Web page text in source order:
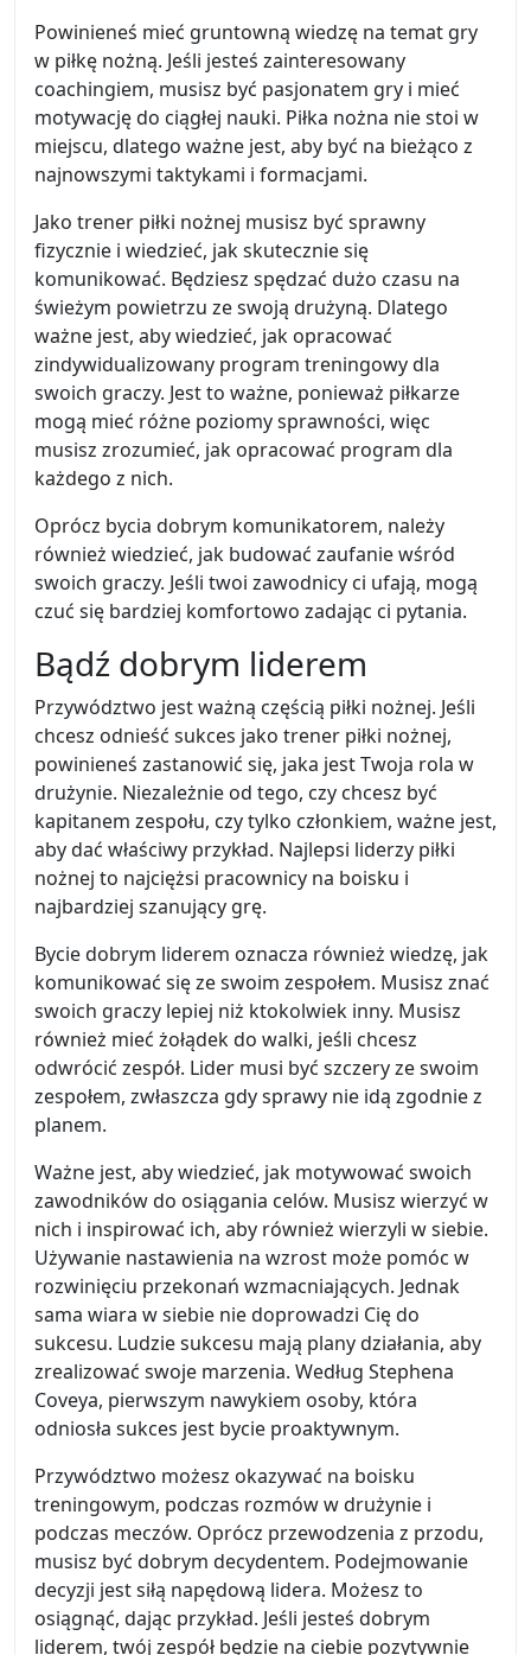
Powinieneś mieć gruntowną wiedzę na temat gry
w piłkę nożną. Jeśli jesteś zainteresowany
coachingiem, musisz być pasjonatem gry i mieć
motywację do ciągłej nauki. Piłka nożna nie stoi w
miejscu, dlatego ważne jest, aby być na bieżąco z
najnowszymi taktykami i formacjami.
Jako trener piłki nożnej musisz być sprawny
fizycznie i wiedzieć, jak skutecznie się
komunikować. Będziesz spędzać dużo czasu na
świeżym powietrzu ze swoją drużyną. Dlatego
ważne jest, aby wiedzieć, jak opracować
zindywidualizowany program treningowy dla
swoich graczy. Jest to ważne, ponieważ piłkarze
mogą mieć różne poziomy sprawności, więc
musisz zrozumieć, jak opracować program dla
każdego z nich.
Oprócz bycia dobrym komunikatorem, należy
również wiedzieć, jak budować zaufanie wśród
swoich graczy. Jeśli twoi zawodnicy ci ufają, mogą
czuć się bardziej komfortowo zadając ci pytania.
Bądź dobrym liderem
Przywództwo jest ważną częścią piłki nożnej. Jeśli
chcesz odnieść sukces jako trener piłki nożnej,
powinieneś zastanowić się, jaka jest Twoja rola w
drużynie. Niezależnie od tego, czy chcesz być
kapitanem zespołu, czy tylko członkiem, ważne jest,
aby dać właściwy przykład. Najlepsi liderzy piłki
nożnej to najciężsi pracownicy na boisku i
najbardziej szanujący grę.
Bycie dobrym liderem oznacza również wiedzę, jak
komunikować się ze swoim zespołem. Musisz znać
swoich graczy lepiej niż ktokolwiek inny. Musisz
również mieć żołądek do walki, jeśli chcesz
odwrócić zespół. Lider musi być szczery ze swoim
zespołem, zwłaszcza gdy sprawy nie idą zgodnie z
planem.
Ważne jest, aby wiedzieć, jak motywować swoich
zawodników do osiągania celów. Musisz wierzyć w
nich i inspirować ich, aby również wierzyli w siebie.
Używanie nastawienia na wzrost może pomóc w
rozwinięciu przekonań wzmacniających. Jednak
sama wiara w siebie nie doprowadzi Cię do
sukcesu. Ludzie sukcesu mają plany działania, aby
zrealizować swoje marzenia. Według Stephena
Coveya, pierwszym nawykiem osoby, która
odniosła sukces jest bycie proaktywnym.
Przywództwo możesz okazywać na boisku
treningowym, podczas rozmów w drużynie i
podczas meczów. Oprócz przewodzenia z przodu,
musisz być dobrym decydentem. Podejmowanie
decyzji jest siłą napędową lidera. Możesz to
osiągnąć, dając przykład. Jeśli jesteś dobrym
liderem, twój zespół będzie na ciebie pozytywnie